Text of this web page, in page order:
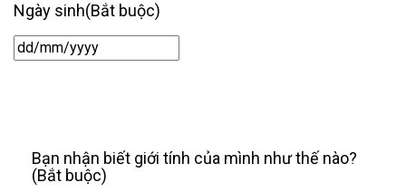
Ngày sinh(Bắt buộc)
Ngày
Bạn nhận biết giới tính của mình như thế nào?
(Bắt buộc)